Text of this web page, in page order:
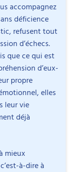
accompagnez
déficience
refusent tout
d’échecs.
que ce qui est
d’eux-
propre
elles
leur vie
déjà
mieux
à-dire à